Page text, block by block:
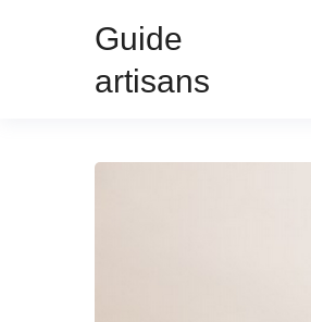
Guide
artisans